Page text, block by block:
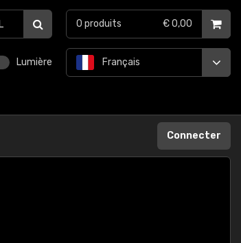
Lumière Français
0 produits € 0,00
Connecter